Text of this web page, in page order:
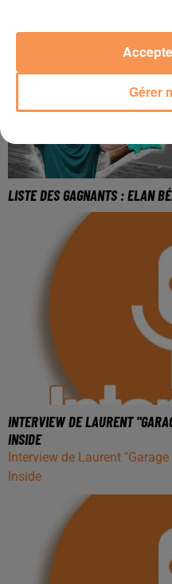
LISTE DES GAGNANTS : ELAN
INTERVIEW DE LAURENT
INSIDE
Interview de Laurent
Inside
Gérer